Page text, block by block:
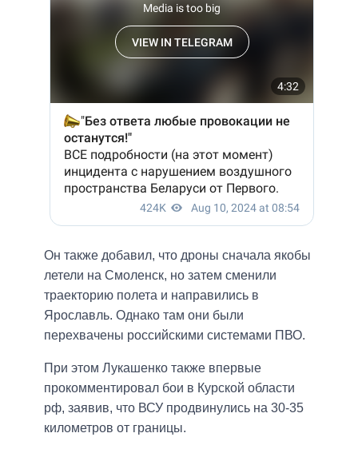
Он также добавил, что дроны сначала якобы
летели на Смоленск, но затем сменили
траекторию полета и направились в
Ярославль. Однако там они были
перехвачены российскими системами ПВО.
При этом Лукашенко также впервые
прокомментировал бои в Курской области
рф, заявив, что ВСУ продвинулись на 30-35
километров от границы.